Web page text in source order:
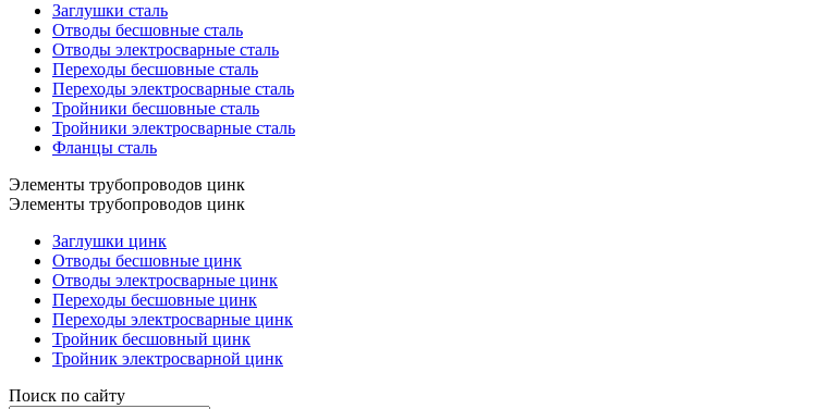
Заглушки сталь
Отводы бесшовные сталь
Отводы электросварные сталь
Переходы бесшовные сталь
Переходы электросварные сталь
Тройники бесшовные сталь
Тройники электросварные сталь
Фланцы сталь
Элементы трубопроводов цинк
Элементы трубопроводов цинк
Заглушки цинк
Отводы бесшовные цинк
Отводы электросварные цинк
Переходы бесшовные цинк
Переходы электросварные цинк
Тройник бесшовный цинк
Тройник электросварной цинк
Поиск по сайту